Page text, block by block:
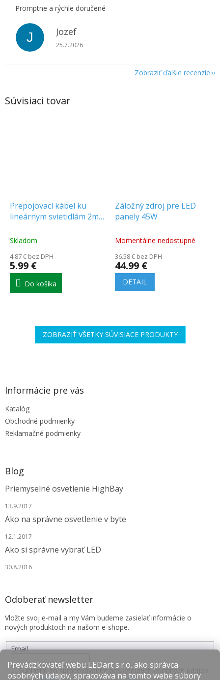
Prevádzkovateľ webu LEDart s.r.o. ako správca
osobných údajov, spracováva na tomto webe súbory
Súvisiaci tovar
Prepojovací kábel ku
lineárnym svietidlám 2m,
Skladom
4.87 € bez DPH
5.99 €
Do košíka
Záložný zdroj pre LED
panely 45W
Momentálne nedostupné
36.58 € bez DPH
44.99 €
DETAIL
ZOBRAZIŤ VŠETKY SÚVISIACE PRODUKTY
Promptne a rýchle doručené
J Jozef
Hodnotenie obchodu je 5 z 5 hviezdičiek.
25.7.2026
Zobraziť ďalšie recenzie
Z
Informácie pre vás
Katalóg
Obchodné podmienky
Reklamačné podmienky
Blog
Priemyselné osvetlenie HighBay
13.9.2017
Ako na správne osvetlenie v byte
12.1.2017
Ako si správne vybrať LED
30.8.2016
Odoberať newsletter
Vložte svoj e-mail a my Vám budeme zasielať informácie o
nových produktoch na našom e-shope.
Email
Súhlasím so spracovávaním poskytnutých osobných údajov